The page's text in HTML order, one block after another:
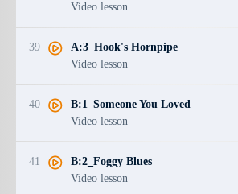
Video lesson
39
A:3_Hook's Hornpipe
Video lesson
40
B:1_Someone You Loved
Video lesson
41
B:2_Foggy Blues
Video lesson